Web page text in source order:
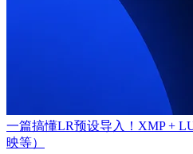
一篇搞懂LR预设导入！XMP +
映等）